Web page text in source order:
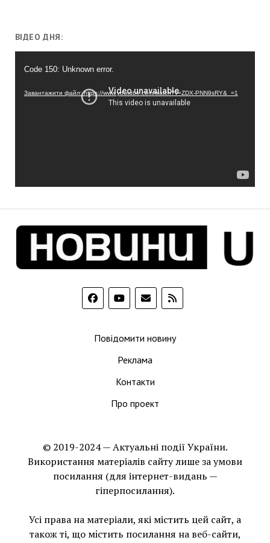
ВІДЕО ДНЯ:
Code 150: Unknown error.
Завантажити файл: https://www.youtube.com/watch?v=ZDX-PNN9sRY&_=1
Повідомити новину
Реклама
Контакти
Про проект
© 2019-2024 — Актуальні події України.
Використання матеріалів сайту лише за умови
посилання (для інтернет-видань —
гіперпосилання).
Усі права на матеріали, які містить цей сайт, а
також ті, що мiстить посилання на веб-сайти,